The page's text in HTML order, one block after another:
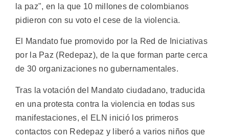
la paz", en la que 10 millones de colombianos
pidieron con su voto el cese de la violencia.
El Mandato fue promovido por la Red de Iniciativas
por la Paz (Redepaz), de la que forman parte cerca
de 30 organizaciones no gubernamentales.
Tras la votación del Mandato ciudadano, traducida
en una protesta contra la violencia en todas sus
manifestaciones, el ELN inició los primeros
contactos con Redepaz y liberó a varios niños que